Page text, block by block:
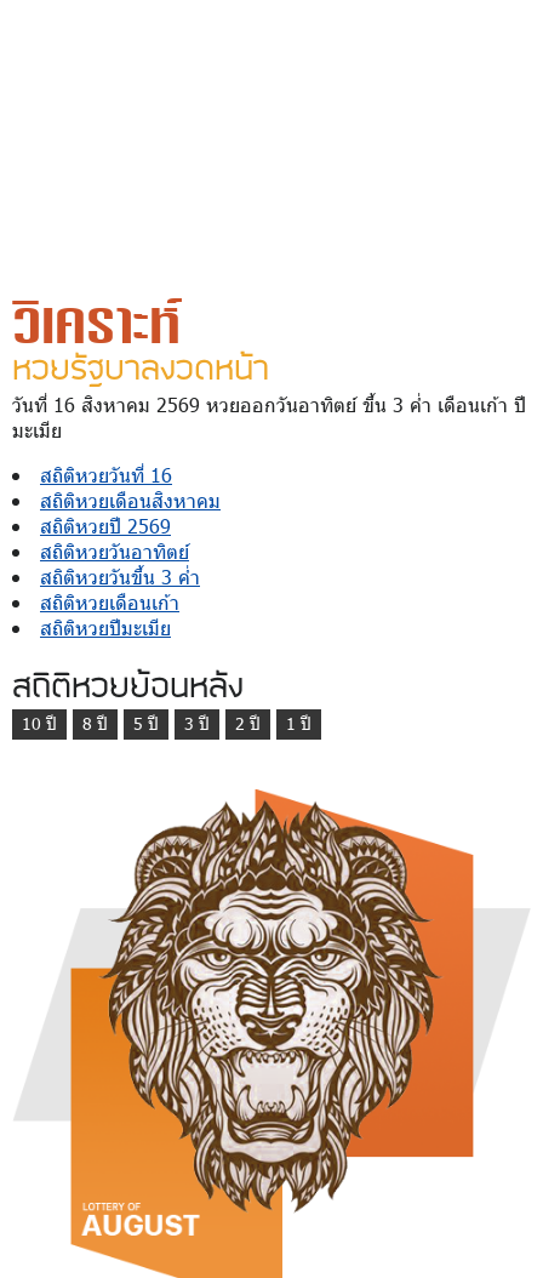
วิเคราะห์
หวยรัฐบาลงวดหน้า
วันที่ 16 สิงหาคม 2569 หวยออกวันอาทิตย์ ขึ้น 3 ค่ำ เดือนเก้า ปี
มะเมีย
สถิติหวยวันที่ 16
สถิติหวยเดือนสิงหาคม
สถิติหวยปี 2569
สถิติหวยวันอาทิตย์
สถิติหวยวันขึ้น 3 ค่ำ
สถิติหวยเดือนเก้า
สถิติหวยปีมะเมีย
สถิติหวยย้อนหลัง
10 ปี 8 ปี 5 ปี 3 ปี 2 ปี 1 ปี